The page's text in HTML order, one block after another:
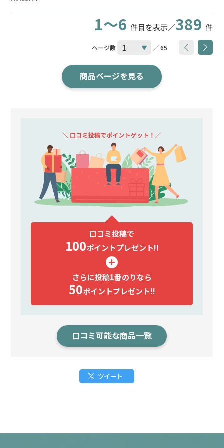
1～6 件目を表示／389 件
ページ数 ／ 65
商品ページを見る
口コミ投稿で
100ポイントプレゼント!!
さらに投稿1番のりなら
50ポイントプレゼント!!
口コミ可能な商品一覧
ツイート